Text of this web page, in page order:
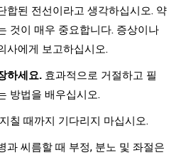
합된 전선이라고 생각하십시오. 약
것이 매우 중요합니다. 증상이나
사에게 보고하십시오.
하세요. 효과적으로 거절하고 필
방법을 배우십시오.
지칠 때까지 기다리지 마십시오.
과 씨름할 때 부정, 분노 및 좌절은